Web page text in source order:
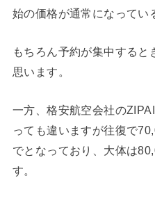
始の価格が通常になってい
もちろん予約が集中すると
思います。
一方、格安航空会社の
っても違いますが往復で
でとなっており、大体は
す。